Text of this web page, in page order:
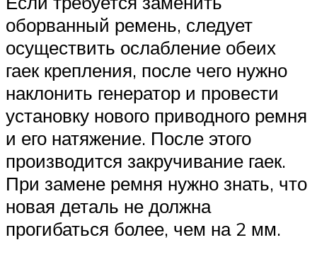
оборванный ремень, следует
осуществить ослабление обеих
гаек крепления, после чего нужно
наклонить генератор и провести
установку нового приводного ремня
и его натяжение. После этого
производится закручивание гаек.
При замене ремня нужно знать, что
новая деталь не должна
прогибаться более, чем на 2 мм.